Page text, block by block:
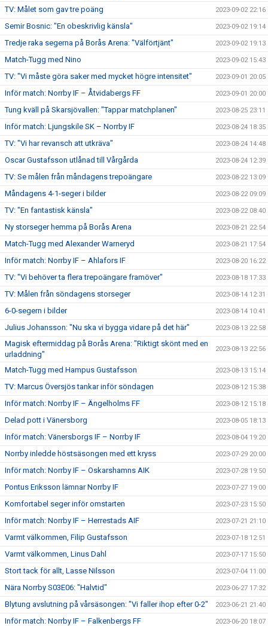
TV: Målet som gav tre poäng 2023-09-02 22:16
Semir Bosnic: "En obeskrivlig känsla" 2023-09-02 19:14
Tredje raka segerna på Borås Arena: "Välförtjänt" 2023-09-02 19:13
Match-Tugg med Nino 2023-09-02 15:43
TV: "Vi måste göra saker med mycket högre intensitet" 2023-09-01 20:05
Inför match: Norrby IF – Åtvidabergs FF 2023-09-01 20:00
Tung kväll på Skarsjövallen: "Tappar matchplanen" 2023-08-25 23:11
Inför match: Ljungskile SK – Norrby IF 2023-08-24 18:35
TV: "Vi har revansch att utkräva" 2023-08-24 14:48
Oscar Gustafsson utlånad till Vårgårda 2023-08-24 12:39
TV: Se målen från måndagens trepoängare 2023-08-22 13:09
Måndagens 4-1-seger i bilder 2023-08-22 09:09
TV: "En fantastisk känsla" 2023-08-22 08:40
Ny storseger hemma på Borås Arena 2023-08-21 22:54
Match-Tugg med Alexander Warneryd 2023-08-21 17:54
Inför match: Norrby IF – Ahlafors IF 2023-08-20 16:22
TV: "Vi behöver ta flera trepoängare framöver" 2023-08-18 17:33
TV: Målen från söndagens storseger 2023-08-14 12:31
6-0-segern i bilder 2023-08-14 10:41
Julius Johansson: "Nu ska vi bygga vidare på det här" 2023-08-13 22:58
Magisk eftermiddag på Borås Arena: "Riktigt skönt med en
urladdning"
2023-08-13 22:56
Match-Tugg med Hampus Gustafsson 2023-08-13 15:14
TV: Marcus Översjös tankar inför söndagen 2023-08-12 15:38
Inför match: Norrby IF – Ängelholms FF 2023-08-12 15:18
Delad pott i Vänersborg 2023-08-05 18:13
Inför match: Vänersborgs IF – Norrby IF 2023-08-04 19:20
Norrby inledde höstsäsongen med ett kryss 2023-07-29 20:00
Inför match: Norrby IF – Oskarshamns AIK 2023-07-28 19:50
Pontus Eriksson lämnar Norrby IF 2023-07-27 19:00
Komfortabel seger inför omstarten 2023-07-23 15:50
Inför match: Norrby IF – Herrestads AIF 2023-07-21 21:10
Varmt välkommen, Filip Gustafsson 2023-07-18 12:51
Varmt välkommen, Linus Dahl 2023-07-17 15:50
Stort tack för allt, Lasse Nilsson 2023-07-04 11:00
Nära Norrby S03E06: "Halvtid" 2023-06-27 17:32
Blytung avslutning på vårsäsongen: "Vi faller ihop efter 0-2" 2023-06-21 21:40
Inför match: Norrby IF – Falkenbergs FF 2023-06-20 18:07